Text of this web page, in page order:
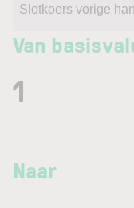
Slotkoers vorige
Van
Naar